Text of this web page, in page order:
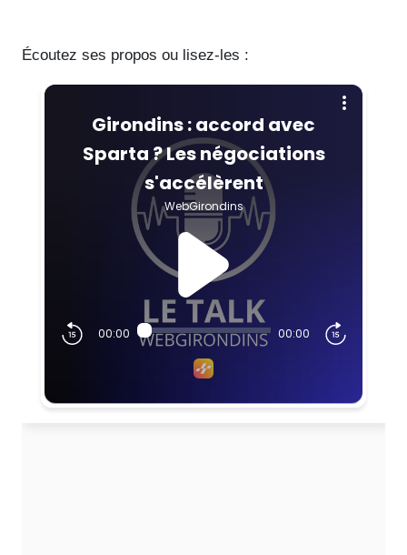
Écoutez ses propos ou lisez-les :